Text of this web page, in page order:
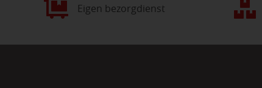
Eigen bezorgdienst